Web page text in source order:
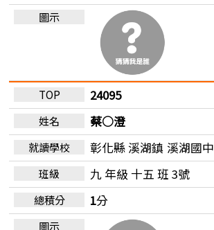
24095
蔡○澄
彰化縣 溪湖鎮 溪湖國中
九 年級 十五 班 3號
1分